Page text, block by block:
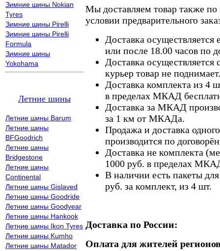
Зимние шины Nokian
Tyres
Зимние шины Pirelli
Зимние шины Pirelli
Formula
Зимние шины
Yokohama
Летние шины
Летние шины Barum
Летние шины
BFGoodrich
Летние шины
Bridgestone
Летние шины
Continental
Летние шины Gislaved
Летние шины Goodride
Летние шины Goodyear
Летние шины Hankook
Летние шины Ikon Tyres
Летние шины Kumho
Летние шины Matador
Мы доставляем товар также
условии предварительного
Доставка осуществляется
или после 18.00 часов по
Доставка осуществляется
курьер товар не поднимает.
Доставка комплекта из 4
в пределах МКАД
Доставка за МКАД
за 1 км от МКАДа.
Продажа и доставка
производится по
Доставка не комплекта
1000 руб. в пределах
В наличии есть пакеты
руб. за комплект, из 4 шт.
Доставка по России:
Оплата для жителей